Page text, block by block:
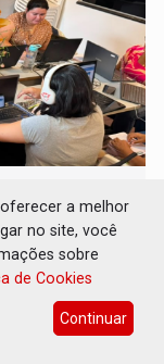
Único nos
13:41
de atendimento
a melhor
no site, você
sobre
de Cookies
Continuar